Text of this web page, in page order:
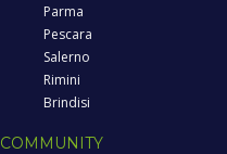
Parma
Pescara
Salerno
Rimini
Brindisi
COMMUNITY